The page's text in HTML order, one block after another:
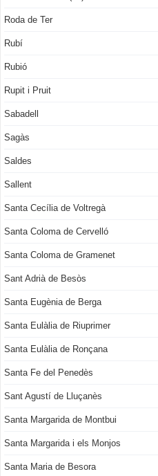
Roda de Ter
Rubí
Rubió
Rupit i Pruit
Sabadell
Sagàs
Saldes
Sallent
Santa Cecília de Voltregà
Santa Coloma de Cervelló
Santa Coloma de Gramenet
Sant Adrià de Besòs
Santa Eugènia de Berga
Santa Eulàlia de Riuprimer
Santa Eulàlia de Ronçana
Santa Fe del Penedès
Sant Agustí de Lluçanès
Santa Margarida de Montbui
Santa Margarida i els Monjos
Santa Maria de Besora